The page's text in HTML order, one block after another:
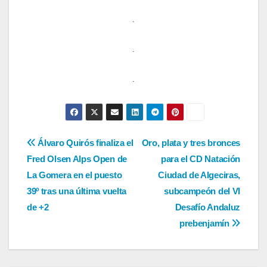
.
.
.
Navegación
de
entradas
Oro, plata y tres bronces
para el CD Natación
Ciudad de Algeciras,
subcampeón del VI
Desafío Andaluz
prebenjamín
Álvaro Quirós finaliza el
Fred Olsen Alps Open de
La Gomera en el puesto
39º tras una última vuelta
de +2